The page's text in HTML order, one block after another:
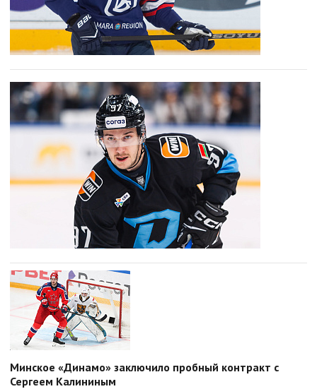
Минское «Динамо» заключило пробный контракт с
Сергеем Калининым